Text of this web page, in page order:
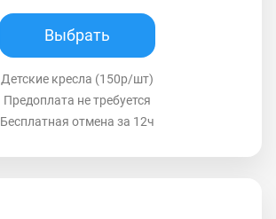
Выбрать
Детские кресла (150р/шт)
Предоплата не требуется
Бесплатная отмена за 12ч